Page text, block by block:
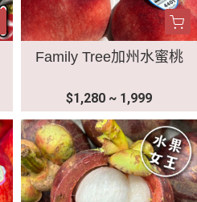
Family Tree加州水蜜桃
$1,280 ~ 1,999